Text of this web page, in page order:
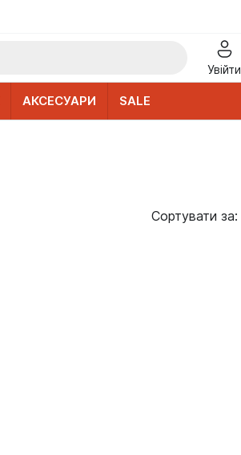
Увійти
АКСЕСУАРИ SALE
Сортувати за: